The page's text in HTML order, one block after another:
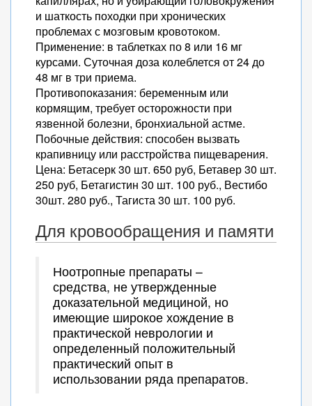
и шаткость походки при хронических
проблемах с мозговым кровотоком.
Применение: в таблетках по 8 или 16 мг
курсами. Суточная доза колеблется от 24 до
48 мг в три приема.
Противопоказания: беременным или
кормящим, требует осторожности при
язвенной болезни, бронхиальной астме.
Побочные действия: способен вызвать
крапивницу или расстройства пищеварения.
Цена: Бетасерк 30 шт. 650 руб, Бетавер 30 шт.
250 руб, Бетагистин 30 шт. 100 руб., Вестибо
30шт. 280 руб., Тагиста 30 шт. 100 руб.
Для кровообращения и памяти
Ноотропные препараты –
средства, не утвержденные
доказательной медициной, но
имеющие широкое хождение в
практической неврологии и
определенный положительный
практический опыт в
использовании ряда препаратов.